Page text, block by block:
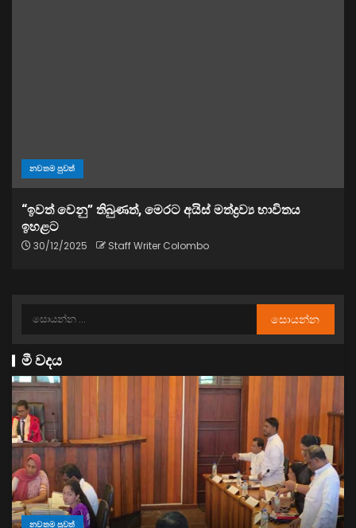
නවතම පුවත්
“ඉවත් වෙනු” තිබුණත්, මෙරට අයිස් මත්ද්‍රව්‍ය භාවිතය
ඉහළට
30/12/2025 Staff Writer Colombo
මී වදය
නවතම පුවත්